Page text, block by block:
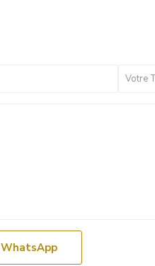
WhatsApp